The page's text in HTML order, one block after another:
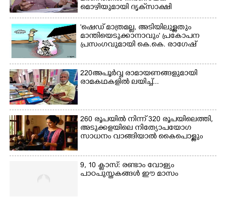
മൊഴിയുമായി ദൃക്‌സാക്ഷി
'ഷെഡ് മാത്രമല്ല, അടിയിലുള്ളതും
മാന്തിയെടുക്കാനാവും' പ്രകോപന
പ്രസംഗവുമായി കെ.കെ. രാഗേഷ്
220 അപൂർവ്വ രാമായണങ്ങളുമായി
രാമകഥകളിൽ ലയിച്ച്...
260 രൂപയിൽ നിന്ന് 320 രൂപയിലെത്തി,
അടുക്കളയിലെ നിത്യോപയോഗ
സാധനം വാങ്ങിയാൽ കൈപൊള്ളും
9, 10 ക്ലാസ്: രണ്ടാം വോള്യം
പാഠപുസ്തകങ്ങൾ ഈ മാസം